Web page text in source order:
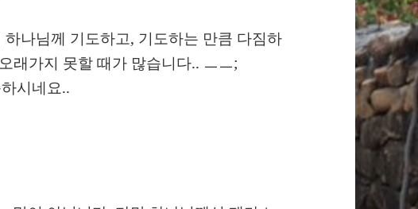
나님께 기도하고, 기도하는 만큼 다짐하
래가지 못할 때가 많습니다.. ㅡㅡ;
시네요..